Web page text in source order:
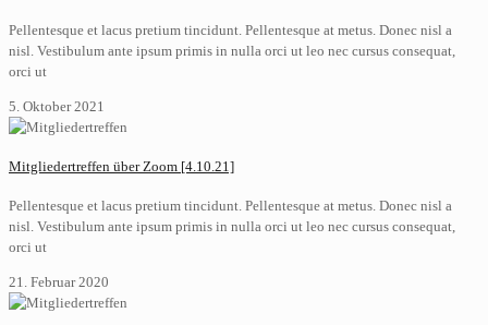
Pellentesque et lacus pretium tincidunt. Pellentesque at metus. Donec nisl a
nisl. Vestibulum ante ipsum primis in nulla orci ut leo nec cursus consequat,
orci ut
5. Oktober 2021
Mitgliedertreffen über Zoom [4.10.21]
Pellentesque et lacus pretium tincidunt. Pellentesque at metus. Donec nisl a
nisl. Vestibulum ante ipsum primis in nulla orci ut leo nec cursus consequat,
orci ut
21. Februar 2020